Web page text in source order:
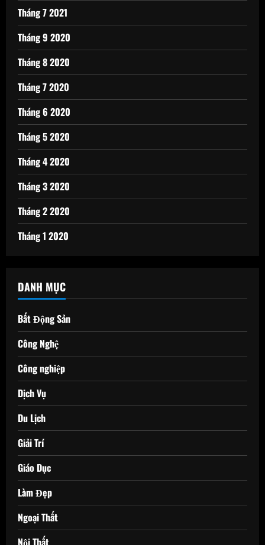
Tháng 7 2021
Tháng 9 2020
Tháng 8 2020
Tháng 7 2020
Tháng 6 2020
Tháng 5 2020
Tháng 4 2020
Tháng 3 2020
Tháng 2 2020
Tháng 1 2020
DANH MỤC
Bất Động Sản
Công Nghệ
Công nghiệp
Dịch Vụ
Du Lịch
Giải Trí
Giáo Dục
Làm Đẹp
Ngoại Thất
Nội Thất